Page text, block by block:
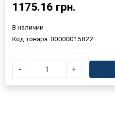
1175.16 грн.
В наличии
Код товара: 00000015822
- +